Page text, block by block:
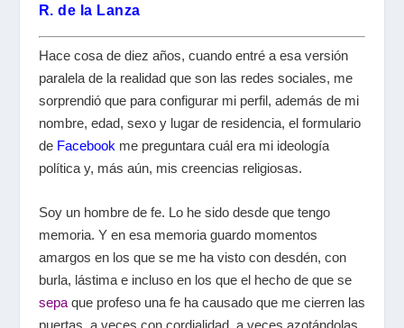
R. de la Lanza
Hace cosa de diez años, cuando entré a esa versión
paralela de la realidad que son las redes sociales, me
sorprendió que para configurar mi perfil, además de mi
nombre, edad, sexo y lugar de residencia, el formulario
de Facebook me preguntara cuál era mi ideología
política y, más aún, mis creencias religiosas.
Soy un hombre de fe. Lo he sido desde que tengo
memoria. Y en esa memoria guardo momentos
amargos en los que se me ha visto con desdén, con
burla, lástima e incluso en los que el hecho de que se
sepaque profeso una fe ha causado que me cierren las
puertas, a veces con cordialidad, a veces azotándolas